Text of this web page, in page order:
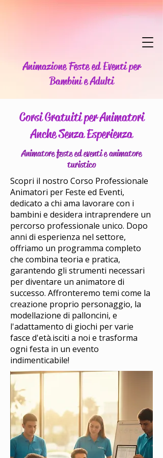
Animazione Feste ed Eventi per
Bambini e Adulti
Corsi Gratuiti per Animatori
Anche Senza Esperienza
Animatore feste ed eventieanimatore
turistico
Scopri il nostro Corso Professionale
Animatori per Feste ed Eventi,
dedicato a chi ama lavorare con i
bambini e desidera intraprendere un
percorso professionale unico. Dopo
anni di esperienza nel settore,
offriamo un programma completo
che combina teoria e pratica,
garantendo gli strumenti necessari
per diventare un animatore di
successo. Affronteremo temi come la
creazione proprio personaggio, la
modellazione di palloncini, e
l'adattamento di giochi per varie
fasce d'età.isciti a noi e trasforma
ogni festa in un evento
indimenticabile!